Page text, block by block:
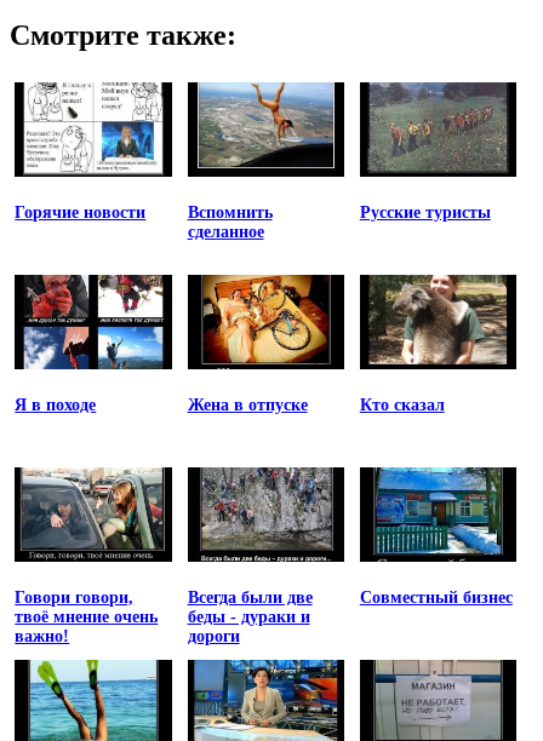
Смотрите также:
Горячие новости
Вспомнить
сделанное
Русские туристы
Я в походе Жена в отпуске Кто сказал
Говори говори,
твоё мнение очень
важно!
Всегда были две
беды - дураки и
дороги
Совместный бизнес